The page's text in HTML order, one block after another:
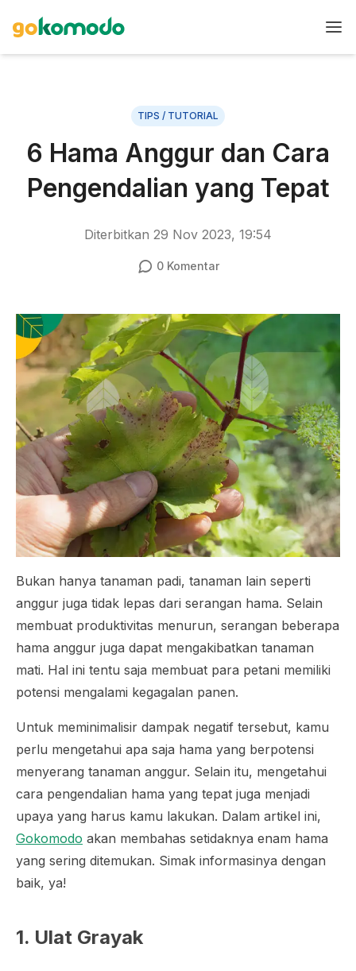
TIPS / TUTORIAL
6 Hama Anggur dan Cara
Pengendalian yang Tepat
Diterbitkan 29 Nov 2023, 19:54
0Komentar
Bukan hanya tanaman padi, tanaman lain seperti
anggur juga tidak lepas dari serangan hama. Selain
membuat produktivitas menurun, serangan beberapa
hama anggur juga dapat mengakibatkan tanaman
mati. Hal ini tentu saja membuat para petani memiliki
potensi mengalami kegagalan panen.
Untuk meminimalisir dampak negatif tersebut, kamu
perlu mengetahui apa saja hama yang berpotensi
menyerang tanaman anggur. Selain itu, mengetahui
cara pengendalian hama yang tepat juga menjadi
upaya yang harus kamu lakukan. Dalam artikel ini,
Gokomodo akan membahas setidaknya enam hama
yang sering ditemukan. Simak informasinya dengan
baik, ya!
1. Ulat Grayak